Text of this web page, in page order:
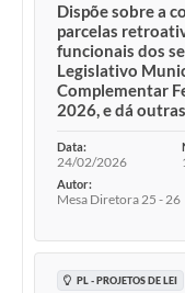
Dispõe sobre a
parcelas
funcionais dos
Legislativo
Complementar
2026, e dá
Data:
24/02/2026
Autor:
Mesa Diretora 25 - 26
PL - PROJETOS DE LEI